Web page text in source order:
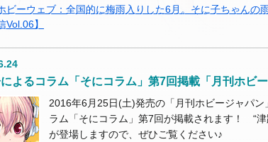
ビーウェブ：全国的に梅雨入りした6月。そに子ちゃん
Vol.06】
よるコラム「そにコラム」第7回掲載「月刊ホビ
2016年6月25日(土)発売の「月刊ホビージャパ
ラム「そにコラム」第7回が掲載されます！ “
が登場しますので、ぜひご覧ください♪